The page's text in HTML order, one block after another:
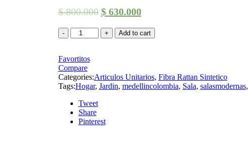
$800.000 $630.000
Add to cart
Favortitos
Compare
Categories:Articulos Unitarios, Fibra Rattan Sintetico
Tags:Hogar, Jardin, medellincolombia, Sala, salasmodernas,
Tweet
Share
Pinterest